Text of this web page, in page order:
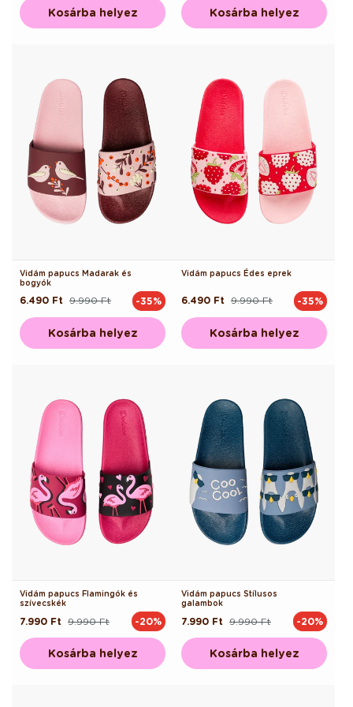
Kosárba helyez Kosárba helyez
Vidám papucs Madarak és
bogyók
Normál
9.990 Ft
Akciós
6.490 Ft -35%
Kosárba helyez
Vidám papucs Édes eprek
Normál
9.990 Ft
Akciós
6.490 Ft -35%
Kosárba helyez
Vidám papucs Flamingók és
szívecskék
Normál
9.990 Ft
Akciós
7.990 Ft -20%
Kosárba helyez
Vidám papucs Stílusos
galambok
Normál
9.990 Ft
Akciós
7.990 Ft -20%
Kosárba helyez